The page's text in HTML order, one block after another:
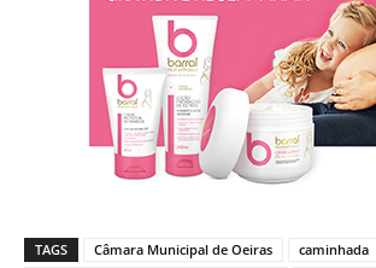
TAGS Câmara Municipal de Oeiras
caminhada